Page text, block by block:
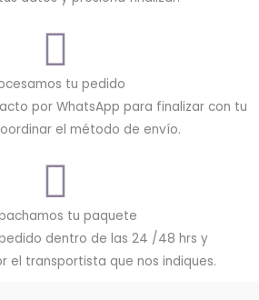
tu pedido
por WhatsApp para finalizar con tu
el método de envío.
tu paquete
dentro de las 24 /48 hrs y
el transportista que nos indiques.